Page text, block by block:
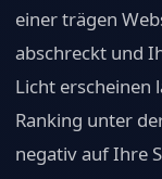
einer trägen
abschreckt und
Licht erscheinen
Ranking unter
negativ auf Ihre